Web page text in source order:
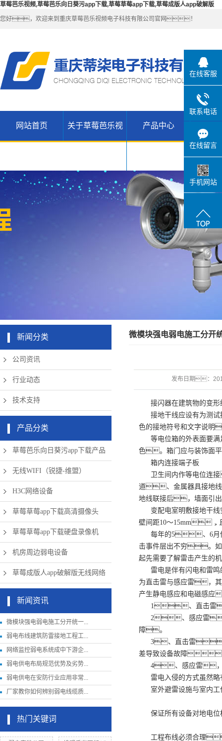
草莓芭乐视频,草莓芭乐向日葵污app下载,草莓草莓app下载,草莓成版人app破解版
您好，欢迎来到重庆草莓芭乐视频电子科技有限公司官网！
网站首页 关于草莓芭乐视
乐视频
产品中心
下载产品
WIFI（锐捷-
维盟）
H3C网络设
备
草莓草莓
app下载高
清摄像头
草莓草莓
app下载硬
盘录像机
机房周边弱
电设备
草莓成版人
新闻分类
公司资讯
行业动态
技术支持
产品分类
草莓芭乐向日葵污app下载产品
无线WIFI（锐捷-维盟）
H3C网络设备
草莓草莓app下载高清摄像头
草莓草莓app下载硬盘录像机
机房周边弱电设备
草莓成版人app破解版无线网络
新闻资讯
微模块强电弱电施工分开统一...
弱电布线建筑防雷接地工程工...
网络监控弱电系统成中下游企...
弱电供电布局规范优势及劣势...
弱电供电在安防行业应用非常...
厂家教你如何辨别弱电线缆质...
热门关键词
微模块强电弱电施工分开
发布日期：
接闪器在建筑物的变
接地干线应设有为测
色的接地符号和文字说
等电位箱的外表面要
色。箱门应与装饰
箱内连接端子板
卫生间内作等电位
道、金属器具接地
地线联接后，墙面引
变配电室明敷接地干
壁间距10～15mm，
每年的5、6月
击事件层出不穷。
起先需要了解雷击产生的
雷电是伴有闪电和雷
为直击雷与感应雷，
产生静电感应和电磁感
1、直击雷
2、感应雷
障。
3、直击雷
差导致设备故障
4、感应雷，
雷电入侵的方式虽然
室外避雷设施与室内
保证所有设备对地电
工程布线必须合理
在线客服
联系电话
在线留言
手机网站